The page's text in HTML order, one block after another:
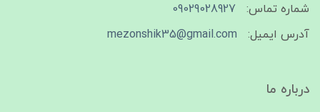
شماره تماس:
09029028927
آدرس ایمیل:
mezonshik35@gmail.com
درباره ما